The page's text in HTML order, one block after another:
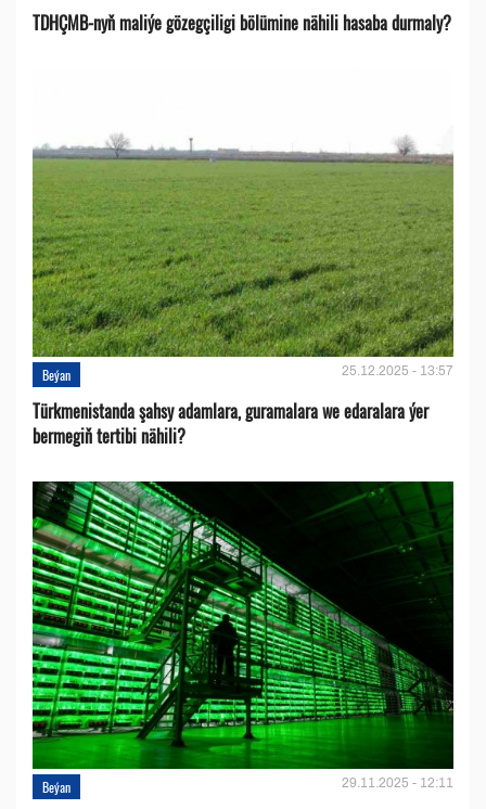
TDHÇMB-nyň maliýe gözegçiligi bölümine nähili hasaba durmaly?
Beýan 25.12.2025 - 13:57
Türkmenistanda şahsy adamlara, guramalara we edaralara ýer
bermegiň tertibi nähili?
Beýan 29.11.2025 - 12:11